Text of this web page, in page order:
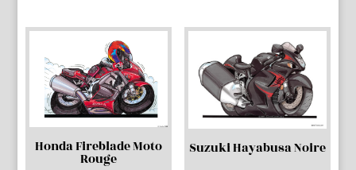
Honda Fireblade Moto
Rouge
Suzuki Hayabusa Noire